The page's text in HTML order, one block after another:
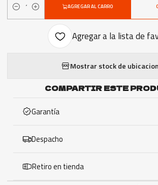
Cantidad
AGREGAR AL CARRO
Agregar a la lista de
Mostrar stock de
COMPARTIR ESTE
Garantía
Despacho
Retiro en tienda